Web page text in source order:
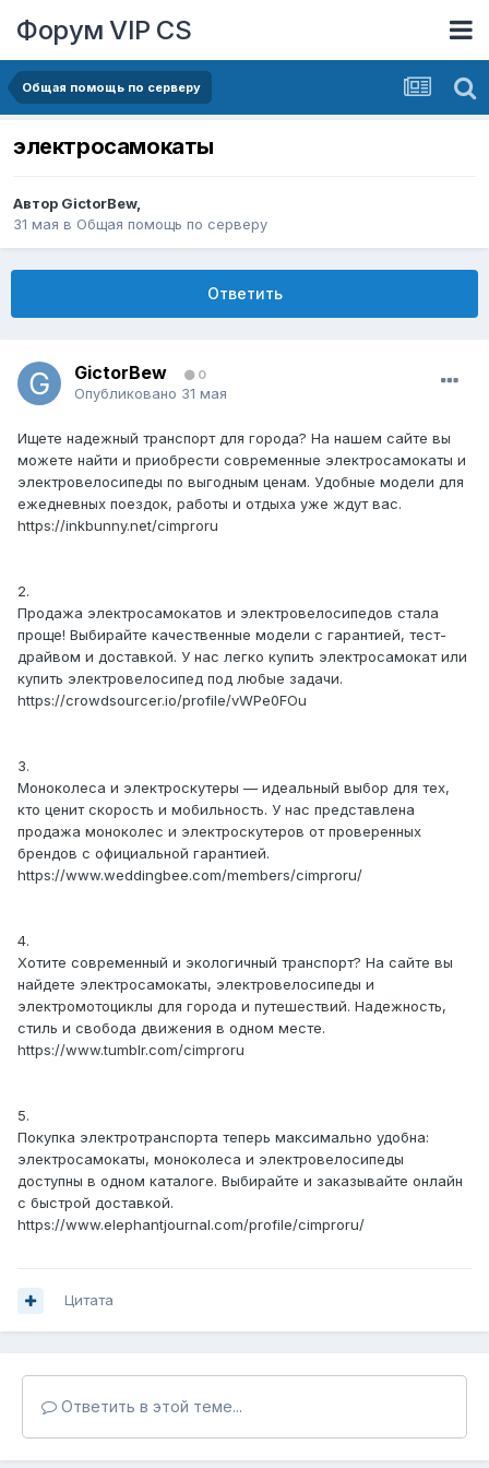
Форум VIP CS
Общая помощь по серверу
электросамокаты
Автор GictorBew,
31 мая в Общая помощь по серверу
Ответить
GictorBew 0
Опубликовано 31 мая
Ищете надежный транспорт для города? На нашем сайте вы
можете найти и приобрести современные электросамокаты и
электровелосипеды по выгодным ценам. Удобные модели для
ежедневных поездок, работы и отдыха уже ждут вас.
https://inkbunny.net/cimproru
2.
Продажа электросамокатов и электровелосипедов стала
проще! Выбирайте качественные модели с гарантией, тест-
драйвом и доставкой. У нас легко купить электросамокат или
купить электровелосипед под любые задачи.
https://crowdsourcer.io/profile/vWPe0FOu
3.
Моноколеса и электроскутеры — идеальный выбор для тех,
кто ценит скорость и мобильность. У нас представлена
продажа моноколес и электроскутеров от проверенных
брендов с официальной гарантией.
https://www.weddingbee.com/members/cimproru/
4.
Хотите современный и экологичный транспорт? На сайте вы
найдете электросамокаты, электровелосипеды и
электромотоциклы для города и путешествий. Надежность,
стиль и свобода движения в одном месте.
https://www.tumblr.com/cimproru
5.
Покупка электротранспорта теперь максимально удобна:
электросамокаты, моноколеса и электровелосипеды
доступны в одном каталоге. Выбирайте и заказывайте онлайн
с быстрой доставкой.
https://www.elephantjournal.com/profile/cimproru/
Цитата
Ответить в этой теме...